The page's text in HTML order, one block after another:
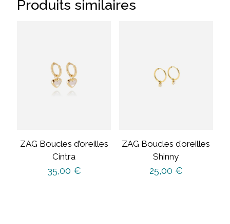
Produits similaires
ZAG Boucles d’oreilles
Cintra
35,00 €
ZAG Boucles d’oreilles
Shinny
25,00 €